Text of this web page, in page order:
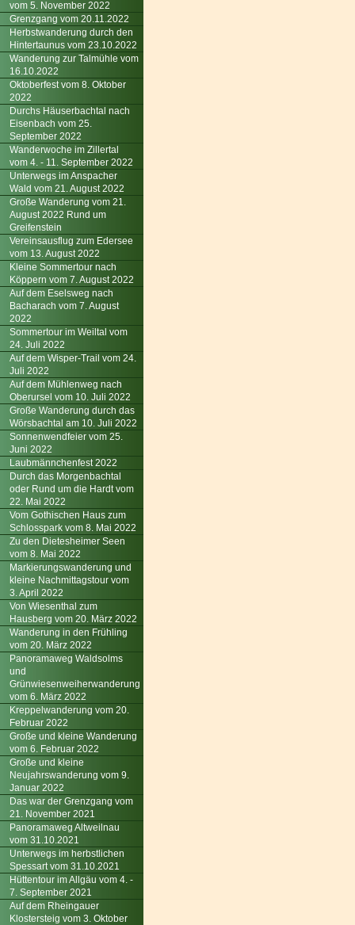
vom 5. November 2022
Grenzgang vom 20.11.2022
Herbstwanderung durch den
Hintertaunus vom 23.10.2022
Wanderung zur Talmühle vom
16.10.2022
Oktoberfest vom 8. Oktober
2022
Durchs Häuserbachtal nach
Eisenbach vom 25.
September 2022
Wanderwoche im Zillertal
vom 4. - 11. September 2022
Unterwegs im Anspacher
Wald vom 21. August 2022
Große Wanderung vom 21.
August 2022 Rund um
Greifenstein
Vereinsausflug zum Edersee
vom 13. August 2022
Kleine Sommertour nach
Köppern vom 7. August 2022
Auf dem Eselsweg nach
Bacharach vom 7. August
2022
Sommertour im Weiltal vom
24. Juli 2022
Auf dem Wisper-Trail vom 24.
Juli 2022
Auf dem Mühlenweg nach
Oberursel vom 10. Juli 2022
Große Wanderung durch das
Wörsbachtal am 10. Juli 2022
Sonnenwendfeier vom 25.
Juni 2022
Laubmännchenfest 2022
Durch das Morgenbachtal
oder Rund um die Hardt vom
22. Mai 2022
Vom Gothischen Haus zum
Schlosspark vom 8. Mai 2022
Zu den Dietesheimer Seen
vom 8. Mai 2022
Markierungswanderung und
kleine Nachmittagstour vom
3. April 2022
Von Wiesenthal zum
Hausberg vom 20. März 2022
Wanderung in den Frühling
vom 20. März 2022
Panoramaweg Waldsolms
und
Grünwiesenweiherwanderung
vom 6. März 2022
Kreppelwanderung vom 20.
Februar 2022
Große und kleine Wanderung
vom 6. Februar 2022
Große und kleine
Neujahrswanderung vom 9.
Januar 2022
Das war der Grenzgang vom
21. November 2021
Panoramaweg Altweilnau
vom 31.10.2021
Unterwegs im herbstlichen
Spessart vom 31.10.2021
Hüttentour im Allgäu vom 4. -
7. September 2021
Auf dem Rheingauer
Klostersteig vom 3. Oktober